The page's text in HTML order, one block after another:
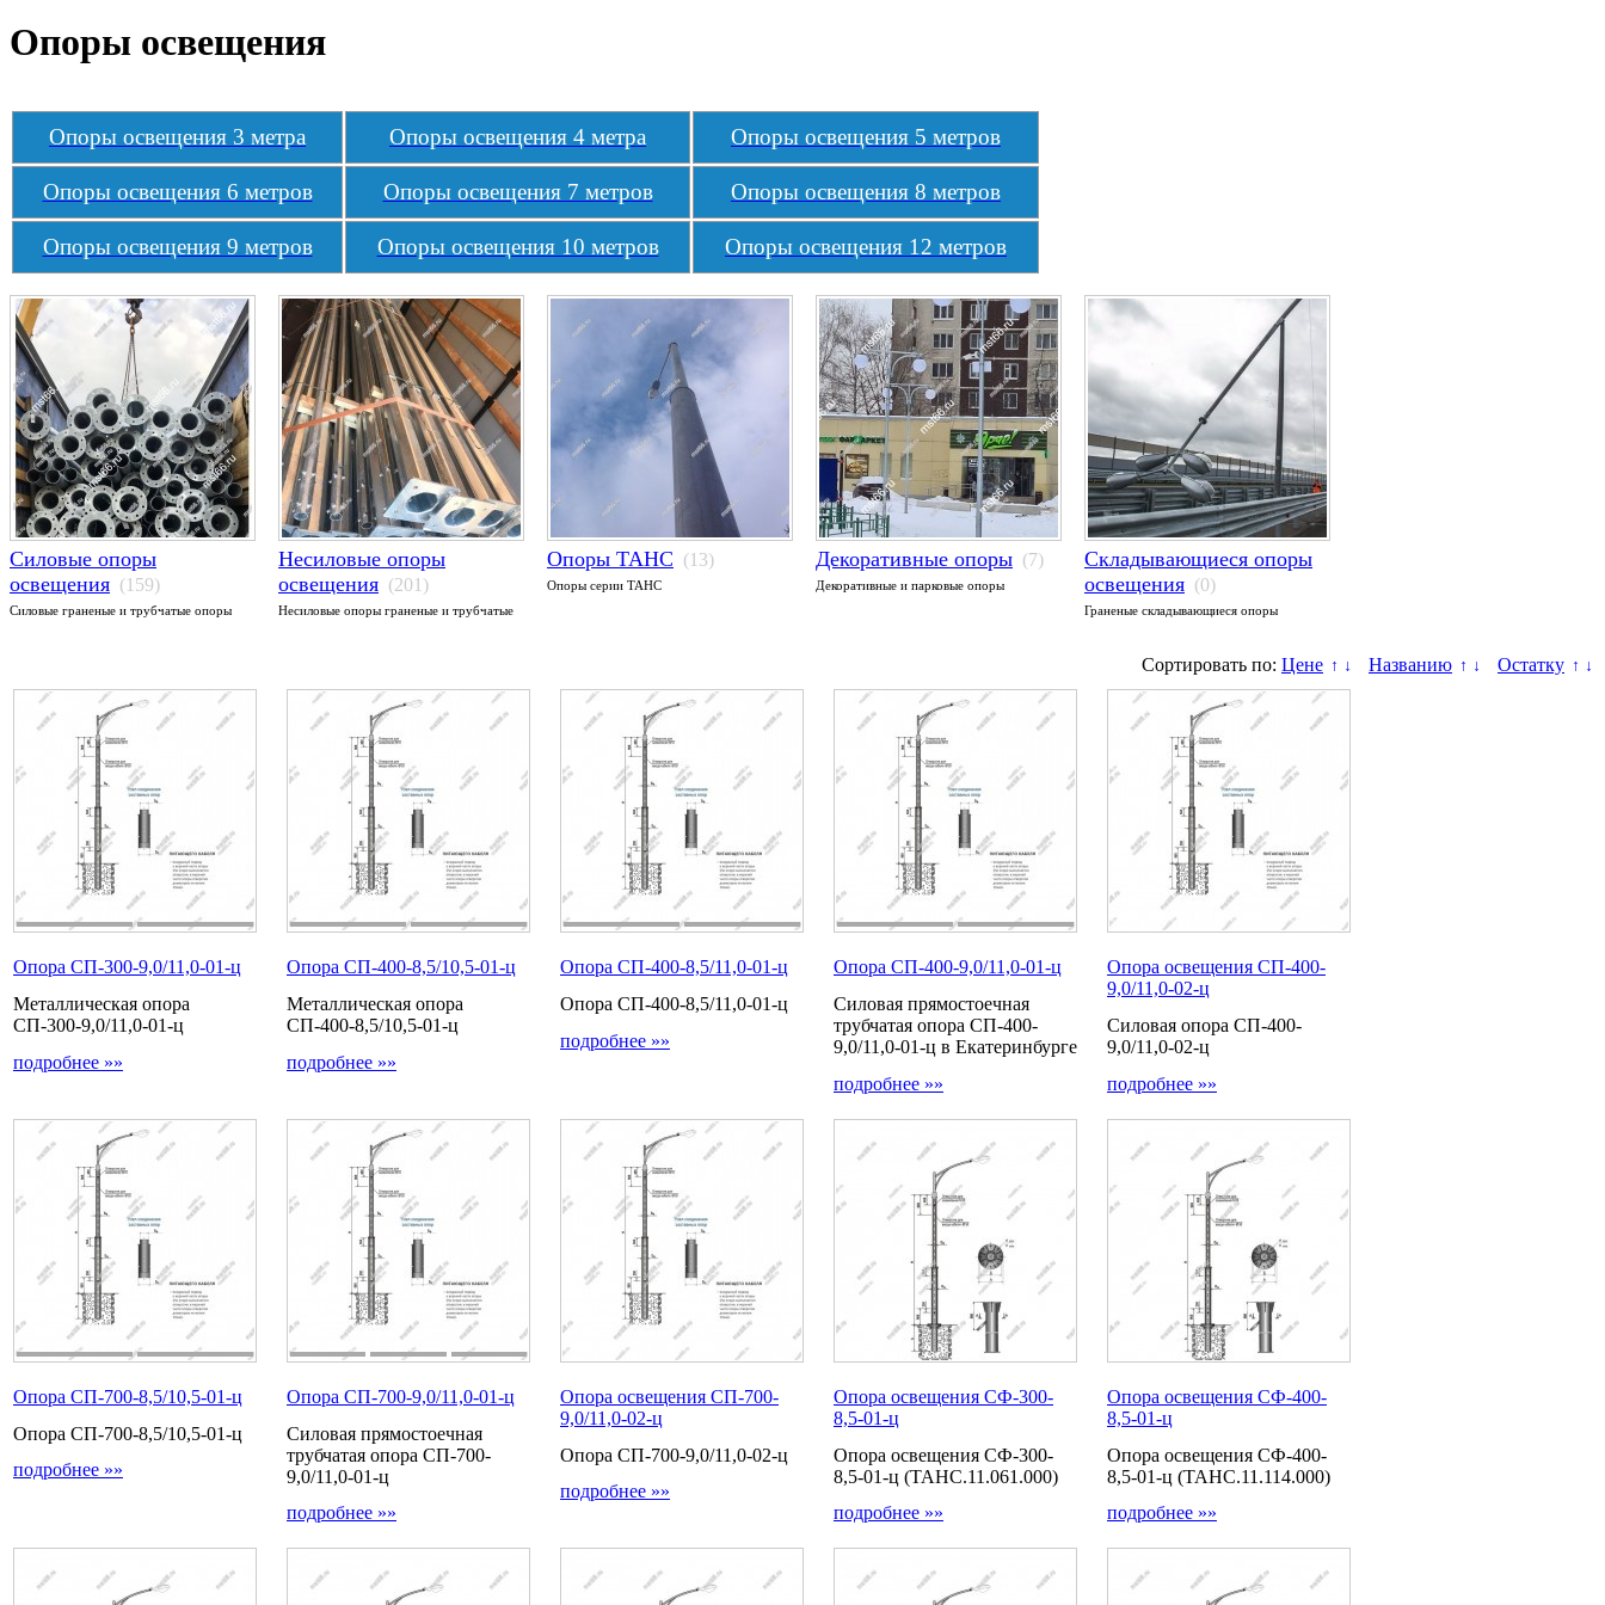
Опоры освещения
Опоры освещения 3 метра Опоры освещения 4 метра Опоры освещения 5 метров
Опоры освещения 6 метров Опоры освещения 7 метров Опоры освещения 8 метров
Опоры освещения 9 метров Опоры освещения 10 метров Опоры освещения 12 метров
Силовые опоры
освещения (159)
Силовые граненые и трубчатые опоры
Несиловые опоры
освещения (201)
Несиловые опоры граненые и трубчатые
Опоры ТАНС (13)
Опоры серии ТАНС
Декоративные опоры (7)
Декоративные и парковые опоры
Складывающиеся опоры
освещения (0)
Граненые складывающиеся опоры
Сортировать по: Цене ↑ ↓ Названию ↑ ↓ Остатку ↑ ↓
Опора СП-300-9,0/11,0-01-ц
Металлическая опора
СП-300-9,0/11,0-01-ц
подробнее »»
Опора СП-400-8,5/10,5-01-ц
Металлическая опора
СП-400-8,5/10,5-01-ц
подробнее »»
Опора СП-400-8,5/11,0-01-ц
Опора СП-400-8,5/11,0-01-ц
подробнее »»
Опора СП-400-9,0/11,0-01-ц
Силовая прямостоечная
трубчатая опора СП-400-
9,0/11,0-01-ц в Екатеринбурге
подробнее »»
Опора освещения СП-400-
9,0/11,0-02-ц
Силовая опора СП-400-
9,0/11,0-02-ц
подробнее »»
Опора СП-700-8,5/10,5-01-ц
Опора СП-700-8,5/10,5-01-ц
подробнее »»
Опора СП-700-9,0/11,0-01-ц
Силовая прямостоечная
трубчатая опора СП-700-
9,0/11,0-01-ц
подробнее »»
Опора освещения СП-700-
9,0/11,0-02-ц
Опора СП-700-9,0/11,0-02-ц
подробнее »»
Опора освещения СФ-300-
8,5-01-ц
Опора освещения СФ-300-
8,5-01-ц (ТАНС.11.061.000)
подробнее »»
Опора освещения СФ-400-
8,5-01-ц
Опора освещения СФ-400-
8,5-01-ц (ТАНС.11.114.000)
подробнее »»